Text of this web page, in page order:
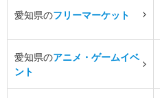
愛知県のフリーマーケット
愛知県のアニメ・ゲームイベ
ント